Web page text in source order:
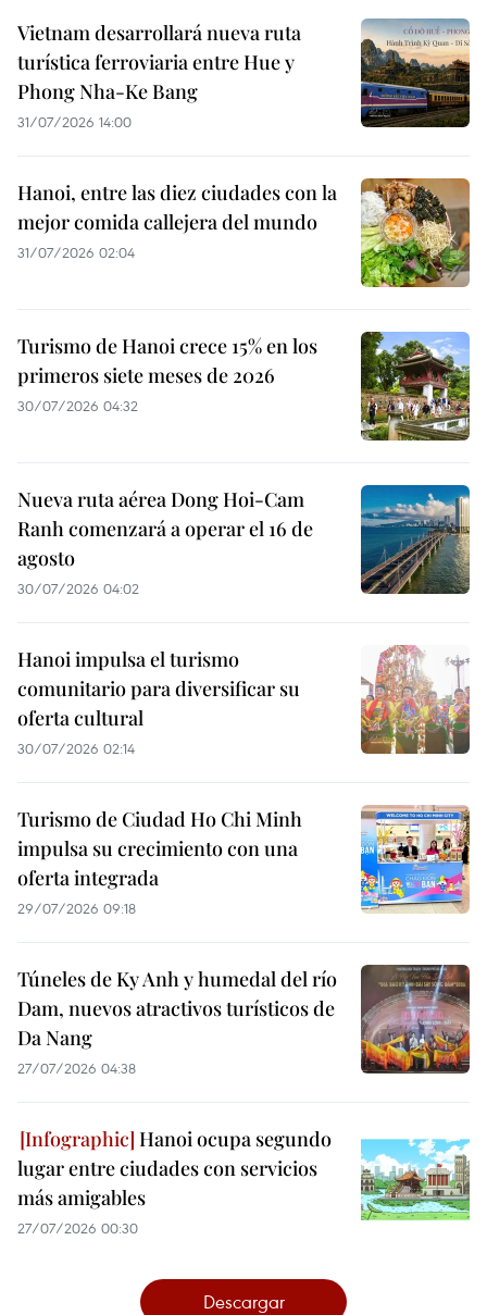
Vietnam desarrollará nueva ruta
turística ferroviaria entre Hue y
Phong Nha-Ke Bang
31/07/2026 14:00
Hanoi, entre las diez ciudades con la
mejor comida callejera del mundo
31/07/2026 02:04
Turismo de Hanoi crece 15% en los
primeros siete meses de 2026
30/07/2026 04:32
Nueva ruta aérea Dong Hoi-Cam
Ranh comenzará a operar el 16 de
agosto
30/07/2026 04:02
Hanoi impulsa el turismo
comunitario para diversificar su
oferta cultural
30/07/2026 02:14
Turismo de Ciudad Ho Chi Minh
impulsa su crecimiento con una
oferta integrada
29/07/2026 09:18
Túneles de Ky Anh y humedal del río
Dam, nuevos atractivos turísticos de
Da Nang
27/07/2026 04:38
Hanoi ocupa segundo
lugar entre ciudades con servicios
más amigables
27/07/2026 00:30
Descargar